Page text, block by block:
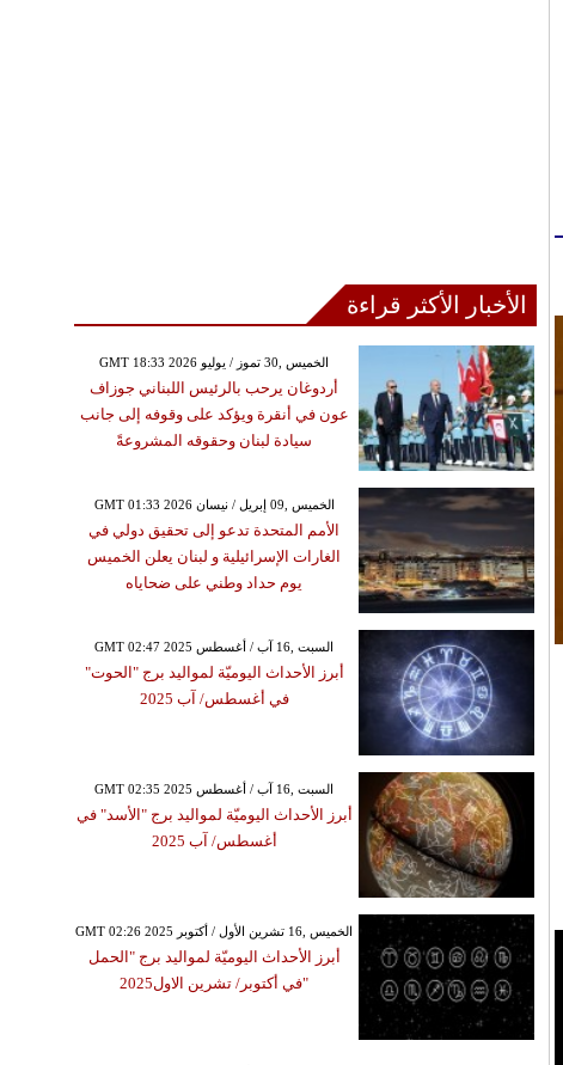
الأخبار الأكثر قراءة
GMT 18:33 2026 الخميس ,30 تموز / يوليو
أردوغان يرحب بالرئيس اللبناني جوزاف
عون في أنقرة ويؤكد على وقوفه إلى جانب
سيادة لبنان وحقوقه المشروعةً
GMT 01:33 2026 الخميس ,09 إبريل / نيسان
الأمم المتحدة تدعو إلى تحقيق دولي في
الغارات الإسرائيلية و لبنان يعلن الخميس
يوم حداد وطني على ضحاياه
GMT 02:47 2025 السبت ,16 آب / أغسطس
أبرز الأحداث اليوميّة لمواليد برج "الحوت"
في أغسطس/ آب 2025
GMT 02:35 2025 السبت ,16 آب / أغسطس
أبرز الأحداث اليوميّة لمواليد برج "الأسد" في
أغسطس/ آب 2025
GMT 02:26 2025 الخميس ,16 تشرين الأول / أكتوبر
أبرز الأحداث اليوميّة لمواليد برج "الحمل
"في أكتوبر/ تشرين الاول2025